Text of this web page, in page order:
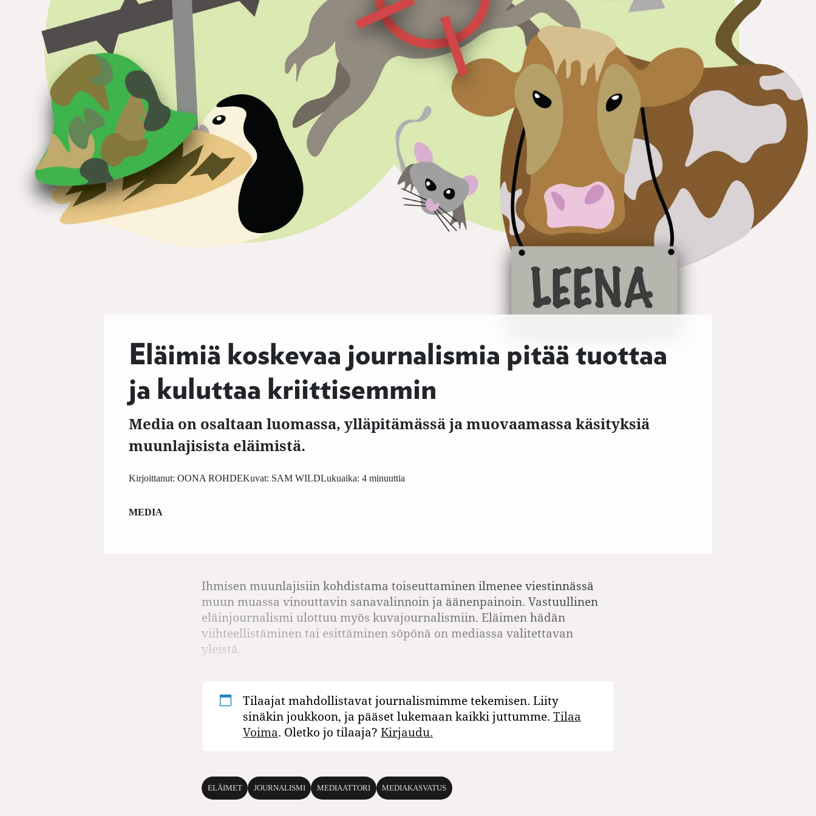
Eläimiä koskevaa journalismia pitää tuottaa
ja kuluttaa kriittisemmin
Media on osaltaan luomassa, ylläpitämässä ja muovaamassa käsityksiä
muunlajisista eläimistä.
Kirjoittanut: OONA ROHDEKuvat: SAM WILDLukuaika: 4 minuuttia
MEDIA
Ihmisen muunlajisiin kohdistama toiseuttaminen ilmenee viestinnässä
muun muassa vinouttavin sanavalinnoin ja äänenpainoin. Vastuullinen
eläinjournalismi ulottuu myös kuvajournalismiin. Eläimen hädän
viihteellistäminen tai esittäminen söpönä on mediassa valitettavan
yleistä.
Tilaajat mahdollistavat journalismimme tekemisen. Liity
sinäkin joukkoon, ja pääset lukemaan kaikki juttumme.Tilaa
Voima. Oletko jo tilaaja?Kirjaudu.
ELÄIMET JOURNALISMI MEDIAATTORI MEDIAKASVATUS